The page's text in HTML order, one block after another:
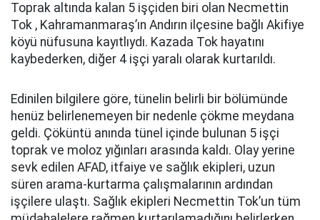
Toprak altında kalan 5 işçiden biri olan Necmettin
Tok , Kahramanmaraş’ın Andırın ilçesine bağlı Akifiye
köyü nüfusuna kayıtlıydı. Kazada Tok hayatını
kaybederken, diğer 4 işçi yaralı olarak kurtarıldı.
Edinilen bilgilere göre, tünelin belirli bir bölümünde
henüz belirlenemeyen bir nedenle çökme meydana
geldi. Çöküntü anında tünel içinde bulunan 5 işçi
toprak ve moloz yığınları arasında kaldı. Olay yerine
sevk edilen AFAD, itfaiye ve sağlık ekipleri, uzun
süren arama-kurtarma çalışmalarının ardından
işçilere ulaştı. Sağlık ekipleri Necmettin Tok’un tüm